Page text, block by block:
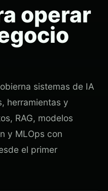
operar
sistemas de IA
herramientas y
RAG, modelos
y MLOps con
el primer